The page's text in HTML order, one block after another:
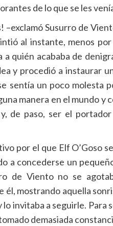
de lo que se les
–exclamó Susurro de
al instante, menos
a quién acababa de
y procedió a instaurar
sentía un poco molesta
manera en el mundo y
de paso, ser el
por el que Elf O’Goso
a concederse un
de Viento no se
él, mostrando aquella
lo invitaba a seguirle.
demasiada